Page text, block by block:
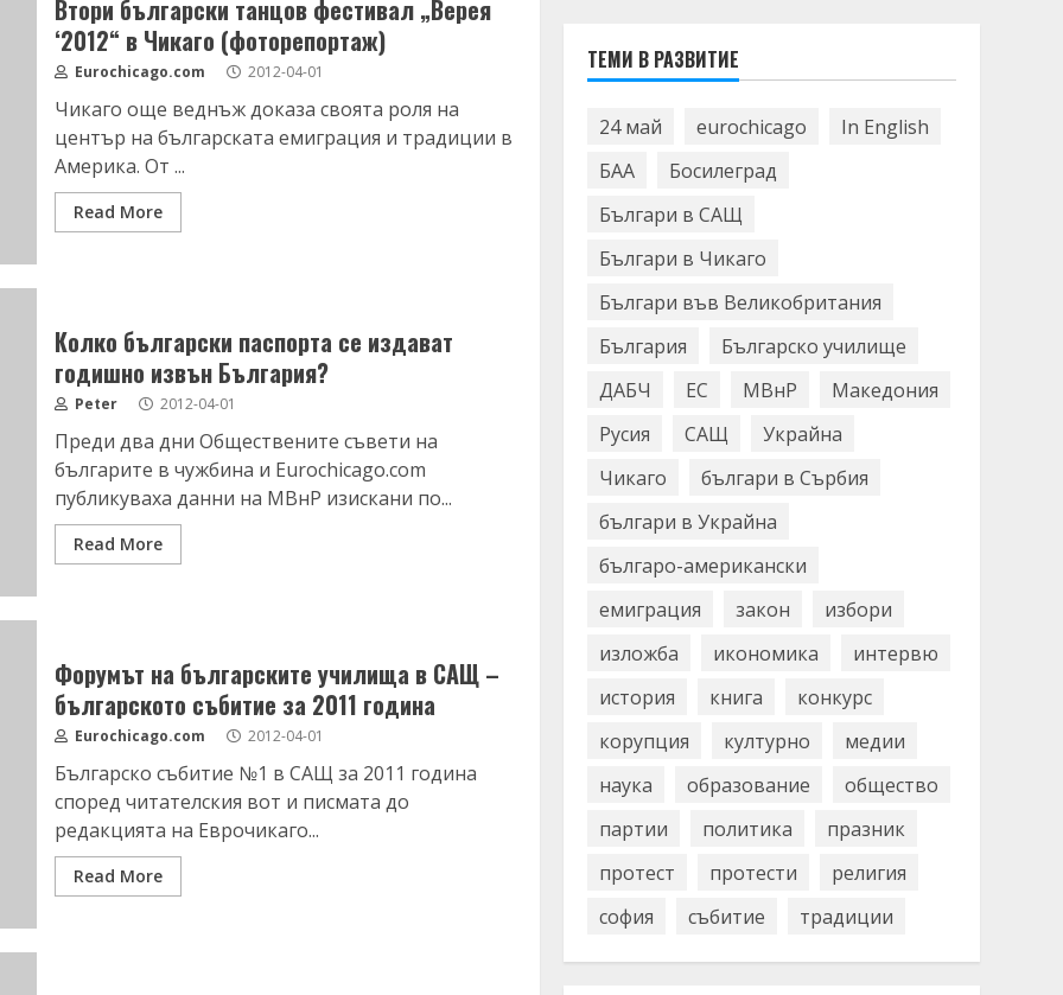
Втори български танцов фестивал „Верея
‘2012“ в Чикаго (фоторепортаж)
Eurochicago.com 2012-04-01
Чикаго още веднъж доказа своята роля на
център на българската емиграция и традиции в
Америка. От ...
Read More
Колко български паспорта се издават
годишно извън България?
Peter 2012-04-01
Преди два дни Обществените съвети на
българите в чужбина и Eurochicago.com
публикуваха данни на МВнР изискани по...
Read More
Форумът на българските училища в САЩ –
българското събитие за 2011 година
Eurochicago.com 2012-04-01
Българско събитие №1 в САЩ за 2011 година
според читателския вот и писмата до
редакцията на Еврочикаго...
Read More
ТЕМИ В РАЗВИТИЕ
24 май eurochicago
In English
БАА
Босилеград
Българи в САЩ
Българи в Чикаго
Българи във Великобритания
България
Българско училище
ДАБЧ
ЕС МВнР
Македония
Русия
САЩ
Украйна
Чикаго
българи в Сърбия
българи в Украйна
българо-американски
емиграция
закон
избори
изложба
икономика
интервю
история
книга
конкурс
корупция
културно
медии
наука
образование
общество
партии
политика
празник
протест
протести
религия
софия
събитие традиции